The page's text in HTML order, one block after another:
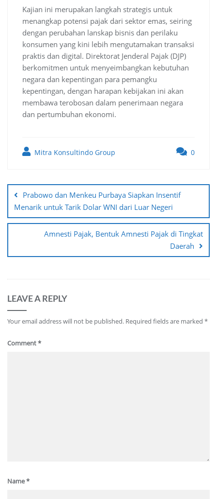
Kajian ini merupakan langkah strategis untuk
menangkap potensi pajak dari sektor emas, seiring
dengan perubahan lanskap bisnis dan perilaku
konsumen yang kini lebih mengutamakan transaksi
praktis dan digital. Direktorat Jenderal Pajak (DJP)
berkomitmen untuk menyeimbangkan kebutuhan
negara dan kepentingan para pemangku
kepentingan, dengan harapan kebijakan ini akan
membawa terobosan dalam penerimaan negara
dan pertumbuhan ekonomi.
Mitra Konsultindo Group 0
navigation
Prabowo dan Menkeu Purbaya Siapkan Insentif
Menarik untuk Tarik Dolar WNI dari Luar Negeri
Amnesti Pajak, Bentuk Amnesti Pajak di Tingkat
Daerah
LEAVE A REPLY
Your email address will not be published. Required fields are marked *
Comment*
Name*